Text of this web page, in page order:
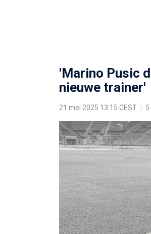
'Marino Pusic
nieuwe trainer'
21 mei 2025 13:15 CEST